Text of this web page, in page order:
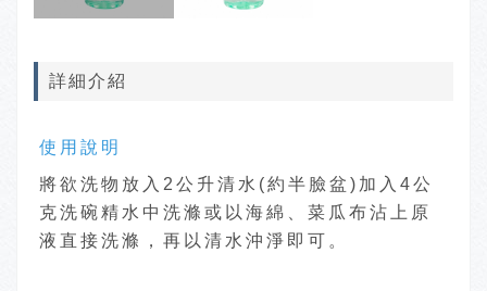
詳細介紹
使用說明
將欲洗物放入2公升清水(約半臉盆)加入4公
克洗碗精水中洗滌或以海綿、菜瓜布沾上原
液直接洗滌，再以清水沖淨即可。